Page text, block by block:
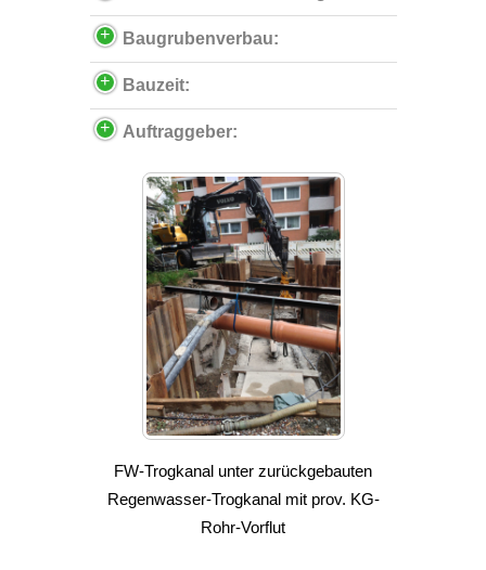
Baugrubenverbau:
Bauzeit:
Auftraggeber:
FW-Trogkanal unter zurückgebauten
Regenwasser-Trogkanal mit prov. KG-
Rohr-Vorflut